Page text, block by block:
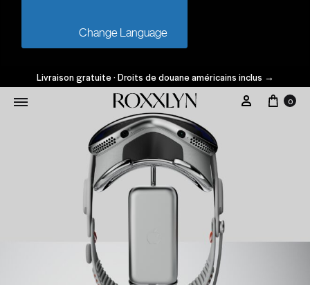
Livraison gratuite · Droits de douane américains inclus →
0